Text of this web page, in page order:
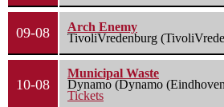
09-08
Arch Enemy
TivoliVredenburg
10-08
Municipal Waste
Dynamo (Dynamo
Tickets